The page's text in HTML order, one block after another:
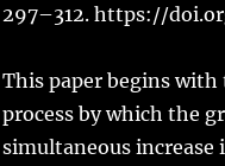
297–312. https://
This paper begins
process by which the
simultaneous